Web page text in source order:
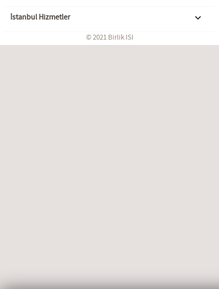
İstanbul Hizmetler 
© 2021 Birlik ISI